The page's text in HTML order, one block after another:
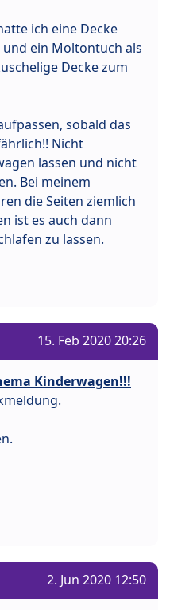
ich eine Decke
ein Moltontuch als
Decke zum
sobald das
Nicht
lassen und nicht
Bei meinem
die Seiten ziemlich
ist es auch dann
zu lassen.
15. Feb 2020 20:26
Kinderwagen!!!
2. Jun 2020 12:50